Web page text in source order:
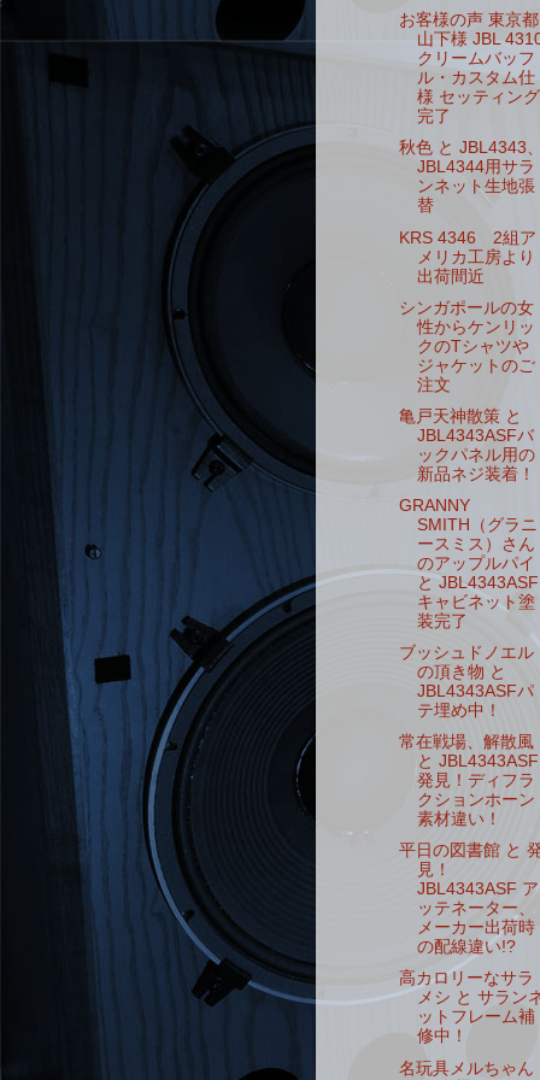
お客様の声 東京都
山下様 JBL
クリームバッフ
ル・カスタム仕
様 セッティング
完了
秋色 と JBL4343
JBL4344用サラ
ンネット生地張
替
KRS 4346 2組ア
メリカ工房より
出荷間近
シンガポールの女
性からケンリッ
クのTシャツや
ジャケットのご
注文
亀戸天神散策 と
JBL4343ASFバ
ックパネル用の
新品ネジ装着！
GRANNY
SMITH（グラニ
ースミス）さん
のアップルパイ
と JBL4343ASF
キャビネット塗
装完了
ブッシュドノエル
の頂き物 と
JBL4343ASFパ
テ埋め中！
常在戦場、解散風
と JBL4343ASF
発見！ディフラ
クションホーン
素材違い！
平日の図書館 と
見！
JBL4343ASF ア
ッテネーター、
メーカー出荷時
の配線違い!?
高カロリーなサラ
メシ と サラン
ットフレーム補
修中！
名玩具メルちゃん